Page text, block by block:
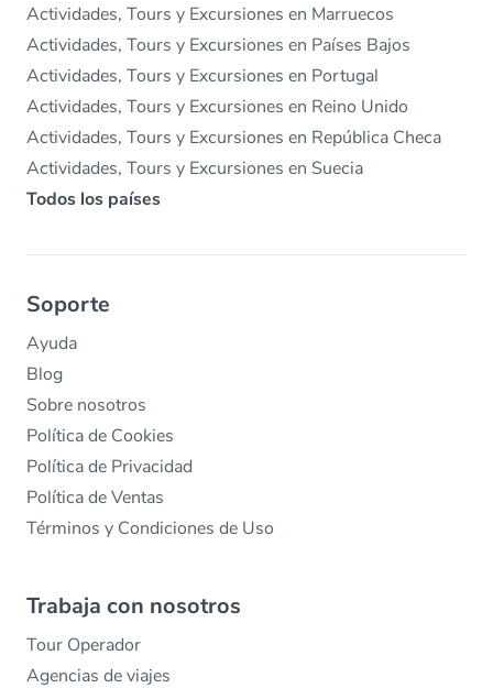
Actividades, Tours y Excursiones en Marruecos
Actividades, Tours y Excursiones en Países Bajos
Actividades, Tours y Excursiones en Portugal
Actividades, Tours y Excursiones en Reino Unido
Actividades, Tours y Excursiones en República Checa
Actividades, Tours y Excursiones en Suecia
Todos los países
Soporte
Ayuda
Blog
Sobre nosotros
Política de Cookies
Política de Privacidad
Política de Ventas
Términos y Condiciones de Uso
Trabaja con nosotros
Tour Operador
Agencias de viajes